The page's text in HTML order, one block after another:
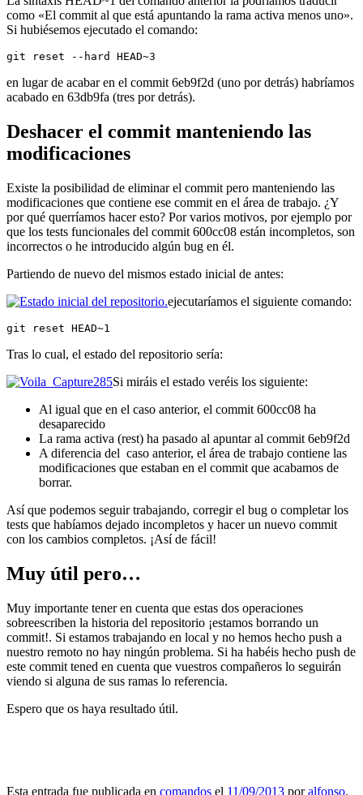
como «El commit al que está apuntando la rama activa menos uno».
Si hubiésemos ejecutado el comando:
git reset --hard HEAD~3
en lugar de acabar en el commit 6eb9f2d (uno por detrás) habríamos
acabado en 63db9fa (tres por detrás).
Deshacer el commit manteniendo las
modificaciones
Existe la posibilidad de eliminar el commit pero manteniendo las
modificaciones que contiene ese commit en el área de trabajo. ¿Y
por qué querríamos hacer esto? Por varios motivos, por ejemplo por
que los tests funcionales del commit 600cc08 están incompletos, son
incorrectos o he introducido algún bug en él.
Partiendo de nuevo del mismos estado inicial de antes:
ejecutaríamos el siguiente comando:
git reset HEAD~1
Tras lo cual, el estado del repositorio sería:
Si miráis el estado veréis los siguiente:
Al igual que en el caso anterior, el commit 600cc08 ha
desaparecido
La rama activa (rest) ha pasado al apuntar al commit 6eb9f2d
A diferencia del caso anterior, el área de trabajo contiene las
modificaciones que estaban en el commit que acabamos de
borrar.
Así que podemos seguir trabajando, corregir el bug o completar los
tests que habíamos dejado incompletos y hacer un nuevo commit
con los cambios completos. ¡Así de fácil!
Muy útil pero…
Muy importante tener en cuenta que estas dos operaciones
sobreescriben la historia del repositorio ¡estamos borrando un
commit!. Si estamos trabajando en local y no hemos hecho push a
nuestro remoto no hay ningún problema. Si ha habéis hecho push de
este commit tened en cuenta que vuestros compañeros lo seguirán
viendo si alguna de sus ramas lo referencia.
Espero que os haya resultado útil.
Esta entrada fue publicada en comandos el 11/09/2013 poralfonso.